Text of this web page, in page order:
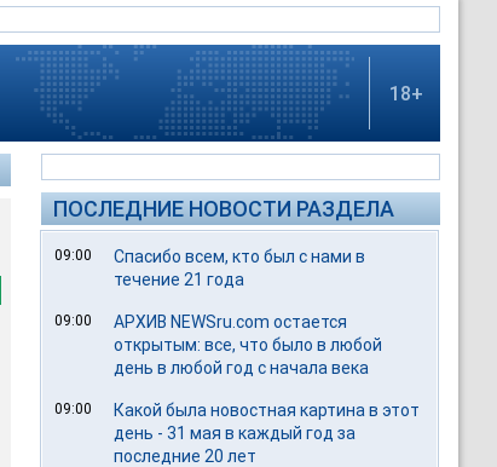
18+
ПОСЛЕДНИЕ НОВОСТИ РАЗДЕЛА
09:00
Спасибо всем, кто был с нами в
течение 21 года
09:00
АРХИВ NEWSru.com остается
открытым: все, что было в любой
день в любой год с начала века
09:00
Какой была новостная картина в этот
день - 31 мая в каждый год за
последние 20 лет